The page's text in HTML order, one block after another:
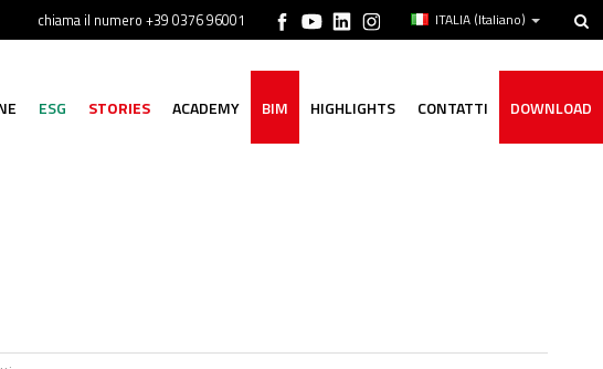
ITALIA (Italiano)
chiama il numero +39 0376 96001
ESG STORIES ACADEMY BIM HIGHLIGHTS CONTATTI DOWNLOAD